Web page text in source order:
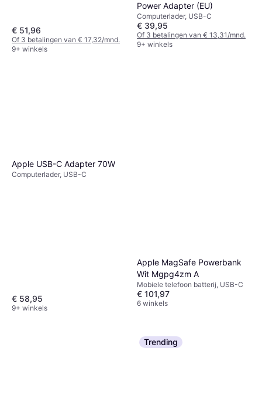
€ 51,96
Of 3 betalingen van € 17,32/mnd.
9+ winkels
Power Adapter (EU)
Computerlader, USB-C
€ 39,95
Of 3 betalingen van € 13,31/mnd.
9+ winkels
Apple USB-C Adapter 70W
Computerlader, USB-C
€ 58,95
9+ winkels
Apple MagSafe Powerbank
Wit Mgpg4zm A
Mobiele telefoon batterij, USB-C
€ 101,97
6 winkels
Trending